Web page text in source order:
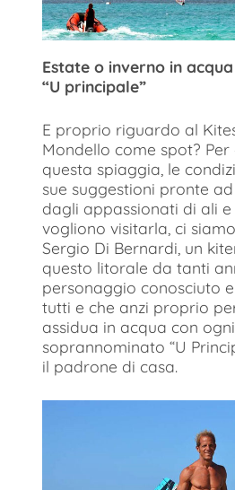
Estate o inverno in acqua
“U principale”
E proprio riguardo al
Mondello come spot? Per
questa spiaggia, le
sue suggestioni pronte
dagli appassionati di ali
vogliono visitarla, ci
Sergio Di Bernardi, un
questo litorale da tanti
personaggio conosciuto
tutti e che anzi proprio
assidua in acqua con
soprannominato “U
il padrone di casa.